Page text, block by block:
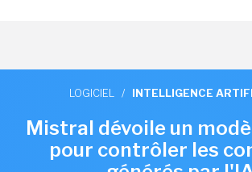
LOGICIEL / INTELLIGENCE
Mistral dévoile un
pour contrôler les